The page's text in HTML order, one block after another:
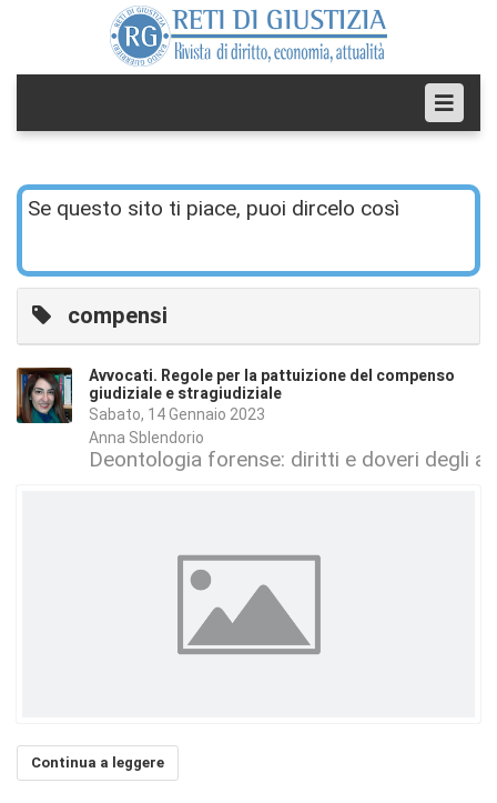
Se questo sito ti piace, puoi dircelo così
compensi
Avvocati. Regole per la pattuizione del compenso
giudiziale e stragiudiziale
Sabato, 14 Gennaio 2023
Anna Sblendorio
Deontologia forense: diritti e doveri degli
Continua a leggere